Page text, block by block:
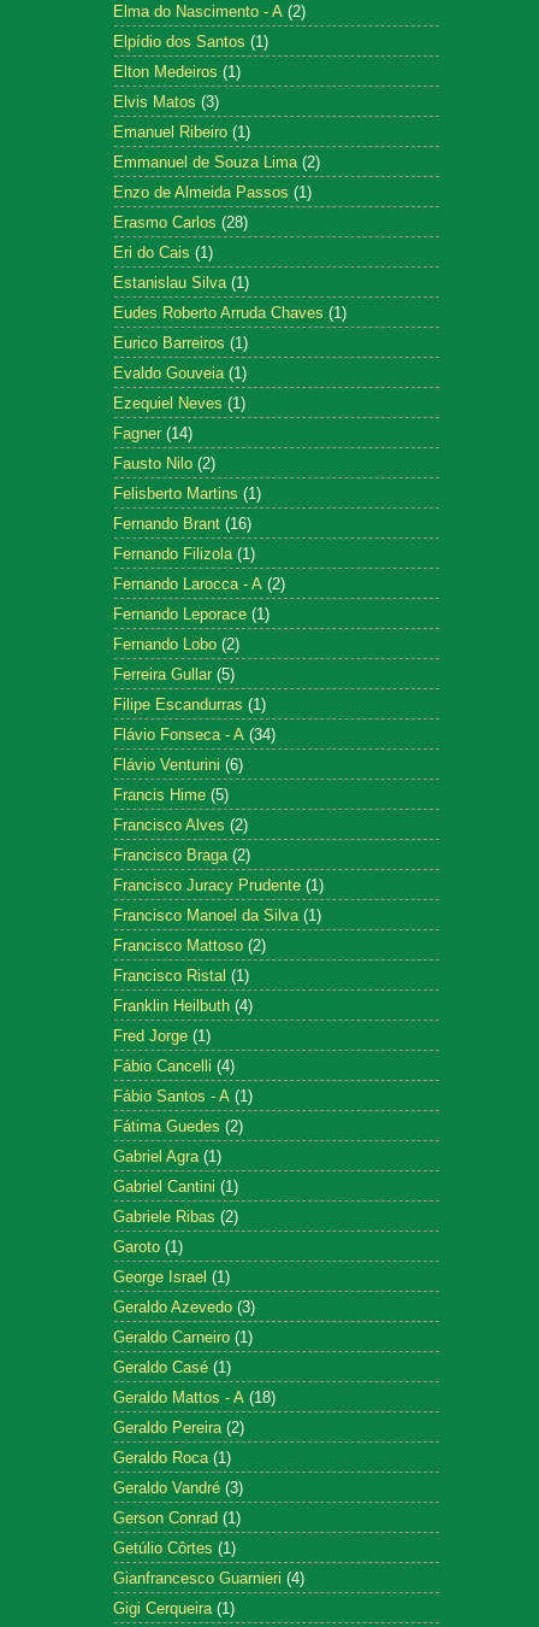
Elma do Nascimento - A (2)
Elpídio dos Santos (1)
Elton Medeiros (1)
Elvis Matos (3)
Emanuel Ribeiro (1)
Emmanuel de Souza Lima (2)
Enzo de Almeida Passos (1)
Erasmo Carlos (28)
Eri do Cais (1)
Estanislau Silva (1)
Eudes Roberto Arruda Chaves (1)
Eurico Barreiros (1)
Evaldo Gouveia (1)
Ezequiel Neves (1)
Fagner (14)
Fausto Nilo (2)
Felisberto Martins (1)
Fernando Brant (16)
Fernando Filizola (1)
Fernando Larocca - A (2)
Fernando Leporace (1)
Fernando Lobo (2)
Ferreira Gullar (5)
Filipe Escandurras (1)
Flávio Fonseca - A (34)
Flávio Venturini (6)
Francis Hime (5)
Francisco Alves (2)
Francisco Braga (2)
Francisco Juracy Prudente (1)
Francisco Manoel da Silva (1)
Francisco Mattoso (2)
Francisco Ristal (1)
Franklin Heilbuth (4)
Fred Jorge (1)
Fábio Cancelli (4)
Fábio Santos - A (1)
Fátima Guedes (2)
Gabriel Agra (1)
Gabriel Cantini (1)
Gabriele Ribas (2)
Garoto (1)
George Israel (1)
Geraldo Azevedo (3)
Geraldo Carneiro (1)
Geraldo Casé (1)
Geraldo Mattos - A (18)
Geraldo Pereira (2)
Geraldo Roca (1)
Geraldo Vandré (3)
Gerson Conrad (1)
Getúlio Côrtes (1)
Gianfrancesco Guarnieri (4)
Gigi Cerqueira (1)